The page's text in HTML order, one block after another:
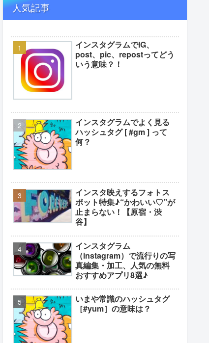
人気記事
インスタグラムでIG、
post、pic、repostってどう
いう意味？！
インスタグラムでよく見る
ハッシュタグ [ #gm ] って
何？
インスタ映えするフォトス
ポット特集♪“かわいい♡”が
止まらない！【原宿・渋
谷】
インスタグラム
（instagram）で流行りの写
真編集・加工、人気の無料
おすすめアプリ8選♪
いまや常識のハッシュタグ
［#yum］の意味は？